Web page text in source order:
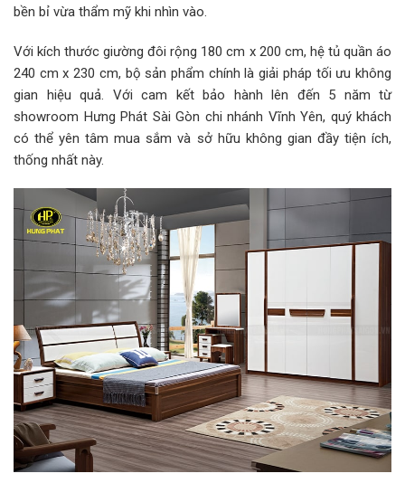
bền bỉ vừa thẩm mỹ khi nhìn vào.
Với kích thước giường đôi rộng 180 cm x 200 cm, hệ tủ quần áo
240 cm x 230 cm, bộ sản phẩm chính là giải pháp tối ưu không
gian hiệu quả. Với cam kết bảo hành lên đến 5 năm từ
showroom Hưng Phát Sài Gòn chi nhánh Vĩnh Yên, quý khách
có thể yên tâm mua sắm và sở hữu không gian đầy tiện ích,
thống nhất này.